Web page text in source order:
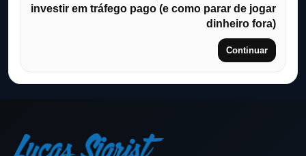
investir em tráfego pago (e como parar de jogar
dinheiro fora)
Continuar